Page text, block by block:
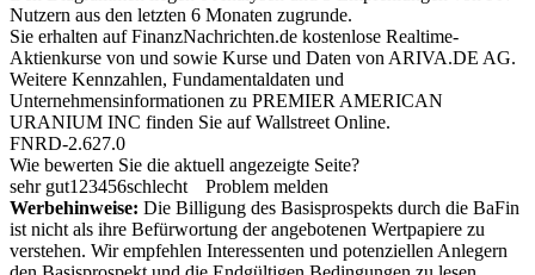
Nutzern aus den letzten 6 Monaten zugrunde.
Sie erhalten auf FinanzNachrichten.de kostenlose Realtime-
Aktienkurse von und sowie Kurse und Daten von ARIVA.DE AG.
Weitere Kennzahlen, Fundamentaldaten und
Unternehmensinformationen zu PREMIER AMERICAN
URANIUM INC finden Sie aufWallstreet Online.
FNRD-2.627.0
Wie bewerten Sie die aktuell angezeigte Seite?
sehr gut1 23456schlecht
Problem melden
Werbehinweise: Die Billigung des Basisprospekts durch die BaFin
ist nicht als ihre Befürwortung der angebotenen Wertpapiere zu
verstehen. Wir empfehlen Interessenten und potenziellen Anlegern